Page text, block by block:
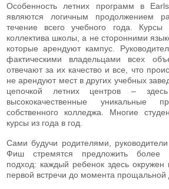
Особенность летних программ в
являются логичным продолжением
течение всего учебного года. Курсы
коллектива школы, а не сторонними
которые арендуют кампус.
фактическими владельцами всех
отвечают за их качество и все, что
не арендуют мест в других учебных
цепочкой летних центров –
высококачественные уникальные
собственного колледжа. Многие
курсы из года в год.
Сами будучи родителями,
Фиш стремятся предложить более
подход: каждый ребенок здесь
первой встречи до момента прощальной